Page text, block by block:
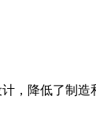
，降低了制造